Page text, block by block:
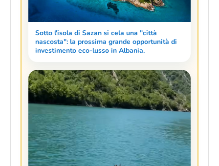
Sotto l'isola di Sazan si cela una "città
nascosta": la prossima grande opportunità di
investimento eco-lusso in Albania.